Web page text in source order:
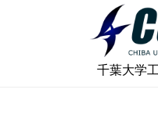
千
⠀千葉大学
ー
ュ